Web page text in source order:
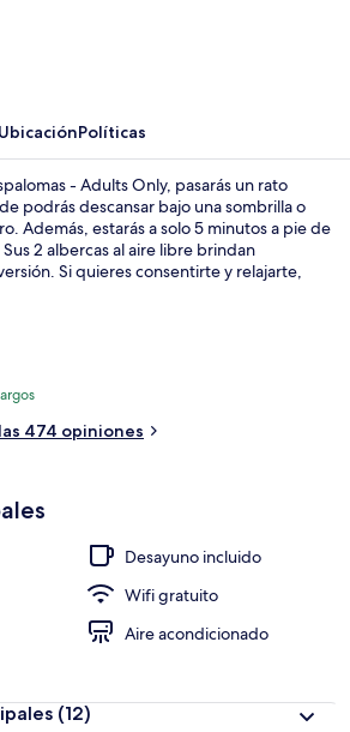
UbicaciónPolíticas
- Adults Only, pasarás un rato
podrás descansar bajo una sombrilla o
Además, estarás a solo 5 minutos a pie de
2 albercas al aire libre brindan
Si quieres consentirte y relajarte,
tomar un coctel, los 2 bares o lounges son
de lujo destaca por su bar junto a la
sala de fitness. A otros visitantes les
474 opiniones
Desayuno incluido
Wifi gratuito
Aire acondicionado
(12)